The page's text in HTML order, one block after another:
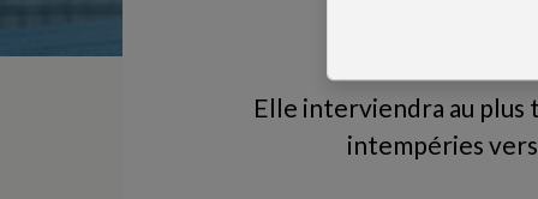
Elle interviendra au plus
intempéries